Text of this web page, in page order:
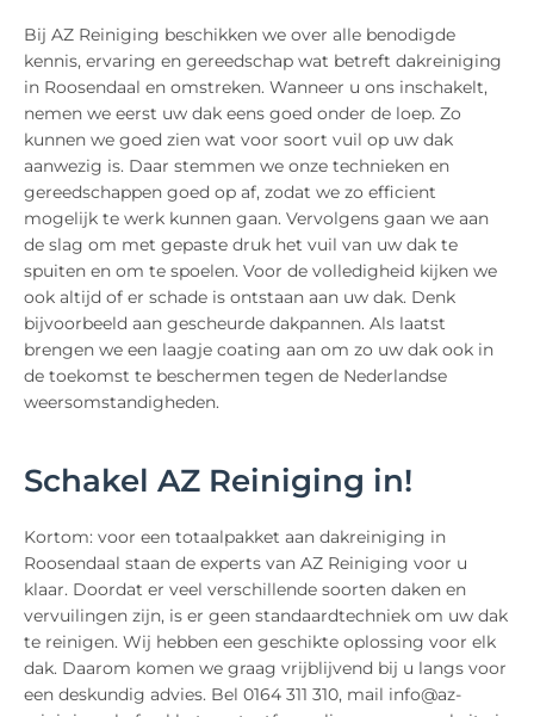
Bij AZ Reiniging beschikken we over alle benodigde
kennis, ervaring en gereedschap wat betreft dakreiniging
in Roosendaal en omstreken. Wanneer u ons inschakelt,
nemen we eerst uw dak eens goed onder de loep. Zo
kunnen we goed zien wat voor soort vuil op uw dak
aanwezig is. Daar stemmen we onze technieken en
gereedschappen goed op af, zodat we zo efficient
mogelijk te werk kunnen gaan. Vervolgens gaan we aan
de slag om met gepaste druk het vuil van uw dak te
spuiten en om te spoelen. Voor de volledigheid kijken we
ook altijd of er schade is ontstaan aan uw dak. Denk
bijvoorbeeld aan gescheurde dakpannen. Als laatst
brengen we een laagje coating aan om zo uw dak ook in
de toekomst te beschermen tegen de Nederlandse
weersomstandigheden.
Schakel AZ Reiniging in!
Kortom: voor een totaalpakket aan dakreiniging in
Roosendaal staan de experts van AZ Reiniging voor u
klaar. Doordat er veel verschillende soorten daken en
vervuilingen zijn, is er geen standaardtechniek om uw dak
te reinigen. Wij hebben een geschikte oplossing voor elk
dak. Daarom komen we graag vrijblijvend bij u langs voor
een deskundig advies. Bel 0164 311 310, mail info@az-